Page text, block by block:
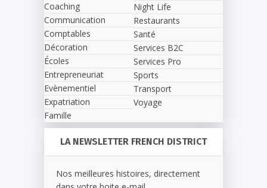
Coaching
Communication
Comptables
Décoration
Écoles
Entrepreneuriat
Evènementiel
Expatriation
Famille
Night Life
Restaurants
Santé
Services B2C
Services Pro
Sports
Transport
Voyage
LA NEWSLETTER FRENCH DISTRICT
Nos meilleures histoires, directement